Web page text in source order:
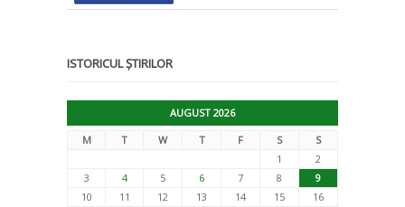
ISTORICUL ȘTIRILOR
AUGUST 2026
M
T W T F S
S
1
2
3
4 5 6 7 8
9
10
11 12 13 14 15 16